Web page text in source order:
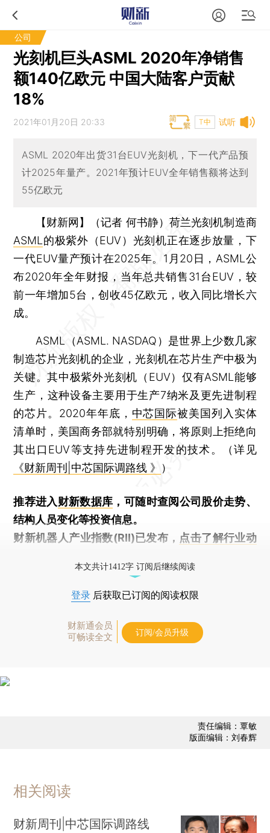
公司
光刻机巨头ASML 2020年净销售
额140亿欧元 中国大陆客户贡献
18%
试听
2021年01月20日 20:33 T中
ASML 2020年出货31台EUV光刻机，下一代产品预
计2025年量产。2021年预计EUV全年销售额将达到
55亿欧元
【财新网】（记者 何书静） 荷兰光刻机制造商
ASML 的极紫外（EUV）光刻机正在逐步放量，下
一代EUV量产预计在2025年。1月20日，ASML公
布2020年全年财报，当年总共销售31台EUV，较
前一年增加5台，创收45亿欧元，收入同比增长六
成。
ASML（ASML. NASDAQ）是世界上少数几家
制造芯片光刻机的企业，光刻机在芯片生产中极为
关键。其中极紫外光刻机（EUV）仅有ASML能够
生产，这种设备主要用于生产7纳米及更先进制程
的芯片。2020年年底， 中芯国际被美国列入实体
清单时，美国商务部就特别明确，将原则上拒绝向
其出口EUV等支持先进制程开发的技术。（详见
《财新周刊|中芯国际调路线 》
）
推荐进入财新数据库 ，可随时查阅公司股价走势、
结构人员变化等投资信息。
财新机器人产业指数(RII)已发布， 点击了解行业动
本文共计1412字 订阅后继续阅读
登录 后获取已订阅的阅读权限
财新通会员
可畅读全文
订阅/会员升级
责任编辑：覃敏
版面编辑：刘春辉
相关阅读
财新周刊|中芯国际调路线